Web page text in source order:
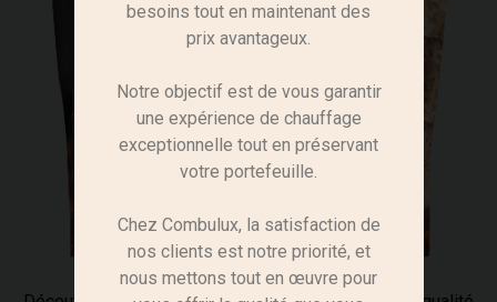
besoins tout en maintenant des
prix avantageux.
Notre objectif est de vous garantir
une expérience de chauffage
exceptionnelle tout en préservant
votre portefeuille.
Chez Combulux, la satisfaction de
nos clients est notre priorité, et
nous mettons tout en œuvre pour